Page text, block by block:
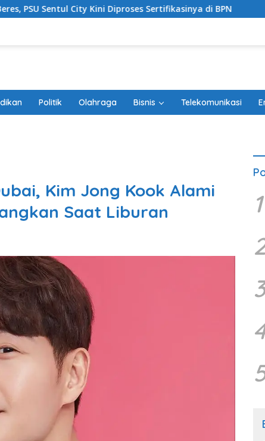
Sertifikasinya di BPN Tiga Kelurahan di
Politik Olahraga Bisnis Telekomunikasi
Kim Jong Kook Alami
Saat Liburan
1